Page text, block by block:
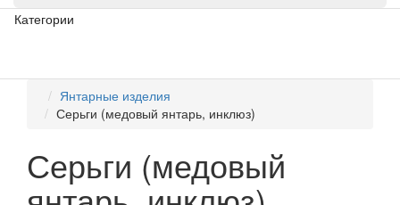
Категории
Янтарные изделия
Серьги (медовый янтарь, инклюз)
Серьги (медовый